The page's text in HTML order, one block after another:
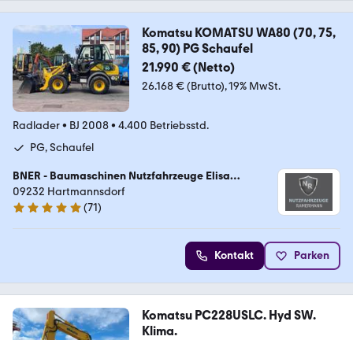
Komatsu KOMATSU WA80 (70, 75,
85, 90) PG Schaufel
21.990 € (Netto)
26.168 € (Brutto) 19% MwSt.
Radlader• BJ 2008• 4.400 Betriebsstd.
PG, Schaufel
BNER - Baumaschinen Nutzfahrzeuge Elisa
Ramermann
09232 Hartmannsdorf
5 Sterne
(71)
Kontakt Parken
Komatsu PC228USLC. Hyd SW.
Klima.